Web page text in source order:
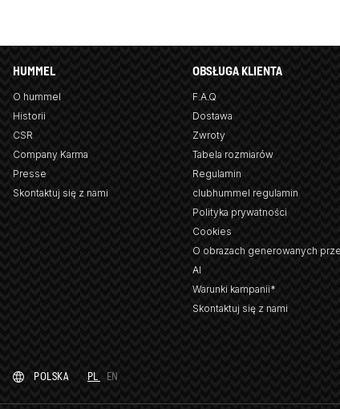
HUMMEL
O hummel
Historii
CSR
Company Karma
Presse
Skontaktuj się z nami
OBSŁUGA KLIENTA
F.A.Q
Dostawa
Zwroty
Tabela rozmiarów
Regulamin
clubhummel regulamin
Polityka prywatności
Cookies
O obrazach generowanych
AI
Warunki kampanii*
Skontaktuj się z nami
POLSKA PL EN